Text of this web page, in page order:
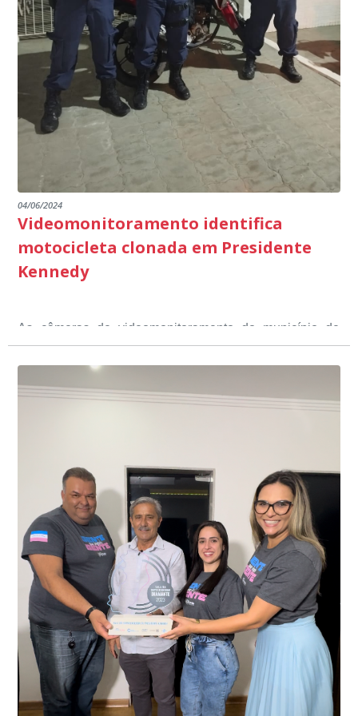
Educação em Presidente Kennedy.
outros) são todos voltados para o desenvolvimento total
dos educandos. Tudo isso também foi demonstrado ao
Ministério Público através de depoimentos
emocionantes de pais e professores no decorrer da
escuta pública.
destacando ainda mais o compromisso de todos em
promover uma atuação coordenada, integrada e
dialogada em prol do desenvolvimento educacional.
04/06/2024
Videomonitoramento identifica
motocicleta clonada em Presidente
Kennedy
As câmeras de videomonitoramento do município de
Presidente Kennedy identificaram neste fim de semana,
01 de junho, uma motocicleta com indícios de
adulteração, imediatamente, a central de
videomonitoramento acionou a Guarda Civil Municipal,
Durante a abordagem a adulteração foi comprovada,
através da conferência do Chassi, a motocicleta, bem
conta do sistema de videomonitoramento instalado
recentemente em todo o município de Presidente
Kennedy, o sistema é integrado com outros municípios
do país, sendo possível a identificação de veículos por
meio do cruzamento de informações, nesse caso
específico, com dados de uma cidade do Estado do Rio
de Janeiro.
“Mais de 100 câmeras foram instaladas na sede e no
interior de Presidente Kennedy, garantindo mais
segurança à população, seja nas ruas, no comércio, os
produtores agropecuários. Estamos no rumo certo,
parabéns a todos os servidores que contribuem para a
segurança da nossa cidade”, destaca o prefeito Dorlei
Fontão.